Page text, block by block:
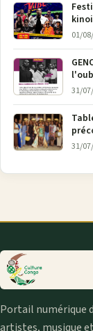
01/
la
31/
31/
Portail numérique
artistes, musique